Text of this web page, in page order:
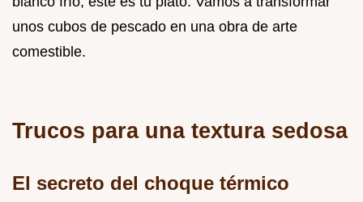
unos cubos de pescado en una obra de arte
comestible.
Trucos para una textura sedosa
El secreto del choque térmico